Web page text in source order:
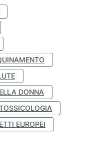
DONNA
EUROPEI